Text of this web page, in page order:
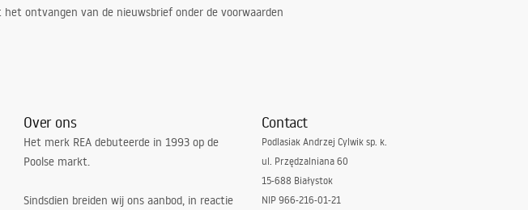
ontvangen van de nieuwsbrief onder de voorwaarden
Over ons
Het merk REA debuteerde in 1993 op de
Poolse markt.
Sindsdien breiden wij ons aanbod, in reactie
Contact
Podlasiak Andrzej Cylwik sp. k.
ul. Przędzalniana 60
15-688 Białystok
NIP 966-216-01-21